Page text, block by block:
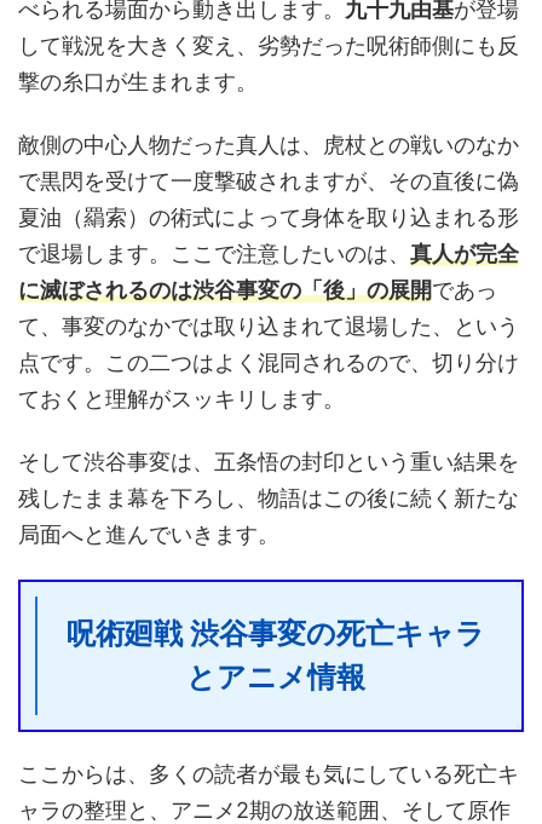
べられる場面から動き出します。 九十九由基が登場
して戦況を大きく変え、劣勢だった呪術師側にも反
撃の糸口が生まれます。
敵側の中心人物だった真人は、虎杖との戦いのなか
で黒閃を受けて一度撃破されますが、その直後に偽
夏油（羂索）の術式によって身体を取り込まれる形
で退場します。ここで注意したいのは、 真人が完全
に滅ぼされるのは渋谷事変の「後」の展開であっ
て、事変のなかでは取り込まれて退場した、という
点です。この二つはよく混同されるので、切り分け
ておくと理解がスッキリします。
そして渋谷事変は、五条悟の封印という重い結果を
残したまま幕を下ろし、物語はこの後に続く新たな
局面へと進んでいきます。
呪術廻戦 渋谷事変の死亡キャラ
とアニメ情報
ここからは、多くの読者が最も気にしている死亡キ
ャラの整理と、アニメ2期の放送範囲、そして原作